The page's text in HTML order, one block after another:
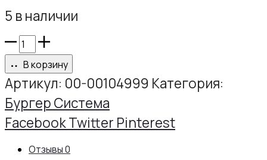
5 в наличии
Количество
товара
File-
Stick&Long
сменные
В корзину
Артикул: 00-00104999 Категория:
Бургер Система
Share
FacebookTwitter Pinterest
Отзывы0